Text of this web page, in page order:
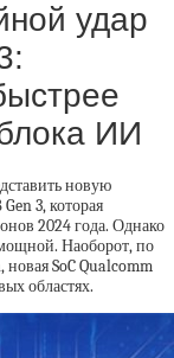
удар
ИИ
новую
3, которая
2024 года. Однако
Наоборот, по
SoC Qualcomm
областях.